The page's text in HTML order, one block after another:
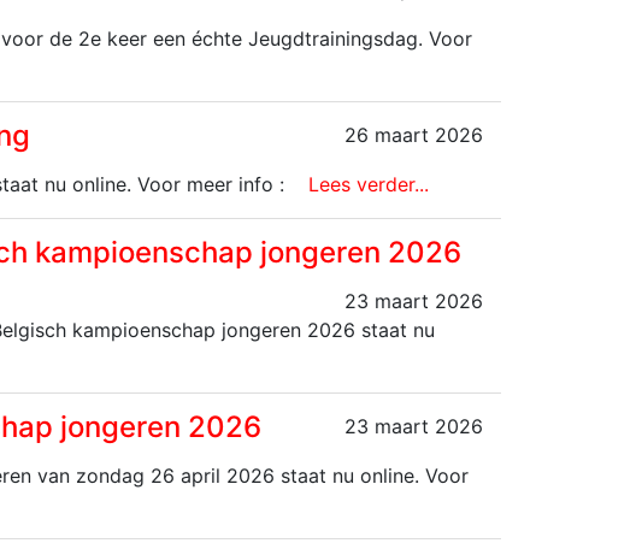
de 2e keer een échte Jeugdtrainingsdag. Voor
26 maart 2026
nu online. Voor meer info : Lees verder...
kampioenschap jongeren 2026
23 maart 2026
kampioenschap jongeren 2026 staat nu
jongeren 2026 23 maart 2026
van zondag 26 april 2026 staat nu online. Voor